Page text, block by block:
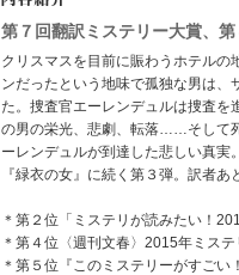
第７回翻訳ミステリー大賞、
クリスマスを目前に賑わうホテルの
ンだったという地味で孤独な男は
た。捜査官エーレンデュルは捜査を
の男の栄光、悲劇、転落……そして
ーレンデュルが到達した悲しい真実
『緑衣の女』に続く第３弾。訳者あ
＊第２位「ミステリが読みたい！
＊第４位〈週刊文春〉2015年ミス
＊第５位『このミステリーがすご